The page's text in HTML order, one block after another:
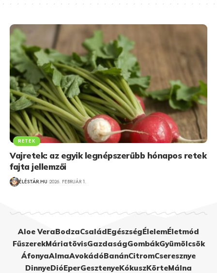
RETEK
Vajretek: az egyik legnépszerűbb hónapos retek
fajta jellemzői
ÉLÉSTÁR.HU 2026. FEBRUÁR 1.
Aloe VeraBodzaCsaládEgészségÉlelemÉletmód
FűszerekMáriatövisGazdaságGombákGyümölcsök
ÁfonyaAlmaAvokádóBanánCitromCseresznye
DinnyeDióEperGesztenyeKókuszKörteMálna